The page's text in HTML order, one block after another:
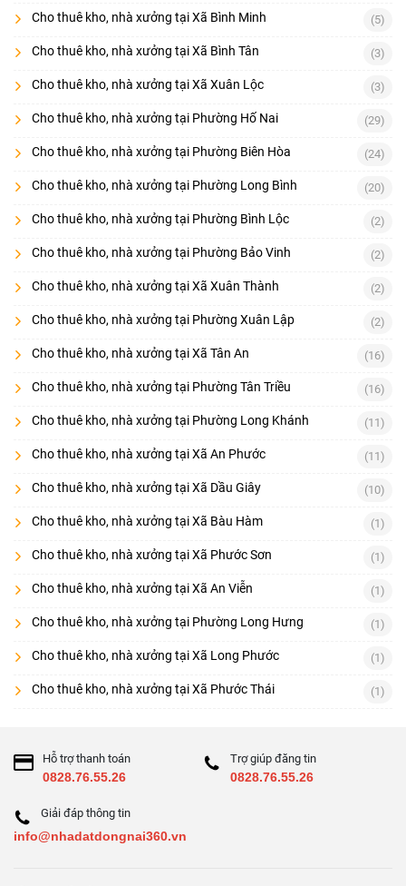
Cho thuê kho, nhà xưởng tại Xã Bình Minh (5)
Cho thuê kho, nhà xưởng tại Xã Bình Tân (3)
Cho thuê kho, nhà xưởng tại Xã Xuân Lộc (3)
Cho thuê kho, nhà xưởng tại Phường Hố Nai (29)
Cho thuê kho, nhà xưởng tại Phường Biên Hòa (24)
Cho thuê kho, nhà xưởng tại Phường Long Bình (20)
Cho thuê kho, nhà xưởng tại Phường Bình Lộc (2)
Cho thuê kho, nhà xưởng tại Phường Bảo Vinh (2)
Cho thuê kho, nhà xưởng tại Xã Xuân Thành (2)
Cho thuê kho, nhà xưởng tại Phường Xuân Lập (2)
Cho thuê kho, nhà xưởng tại Xã Tân An (16)
Cho thuê kho, nhà xưởng tại Phường Tân Triều (16)
Cho thuê kho, nhà xưởng tại Phường Long Khánh (11)
Cho thuê kho, nhà xưởng tại Xã An Phước (11)
Cho thuê kho, nhà xưởng tại Xã Dầu Giây (10)
Cho thuê kho, nhà xưởng tại Xã Bàu Hàm (1)
Cho thuê kho, nhà xưởng tại Xã Phước Sơn (1)
Cho thuê kho, nhà xưởng tại Xã An Viễn (1)
Cho thuê kho, nhà xưởng tại Phường Long Hưng (1)
Cho thuê kho, nhà xưởng tại Xã Long Phước (1)
Cho thuê kho, nhà xưởng tại Xã Phước Thái (1)
Hỗ trợ thanh toán
0828.76.55.26
Trợ giúp đăng tin
0828.76.55.26
Giải đáp thông tin
info@nhadatdongnai360.vn